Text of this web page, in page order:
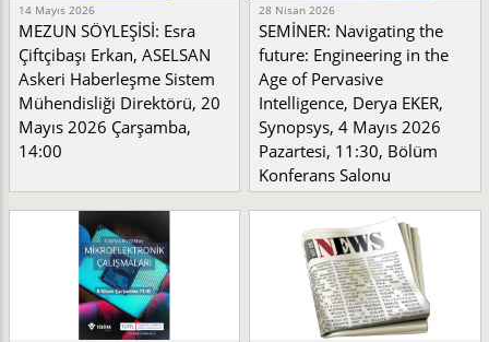
14 Mayıs 2026
MEZUN SÖYLEŞİSİ: Esra
Çiftçibaşı Erkan, ASELSAN
Askeri Haberleşme Sistem
Mühendisliği Direktörü, 20
Mayıs 2026 Çarşamba,
14:00
28 Nisan 2026
SEMİNER: Navigating the
future: Engineering in the
Age of Pervasive
Intelligence, Derya EKER,
Synopsys, 4 Mayıs 2026
Pazartesi, 11:30, Bölüm
Konferans Salonu